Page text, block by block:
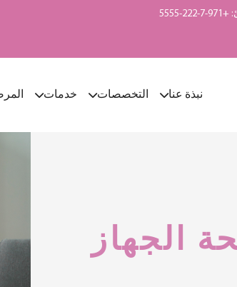
5555
نبذة عنا التخصصات خدمات
الجهاز